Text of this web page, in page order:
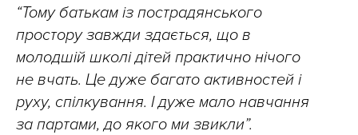
“Тому батькам із пострадянського
простору завжди здається, що в
молодшій школі дітей практично нічого
не вчать. Це дуже багато активностей і
руху, спілкування. І дуже мало навчання
за партами, до якого ми звикли”.